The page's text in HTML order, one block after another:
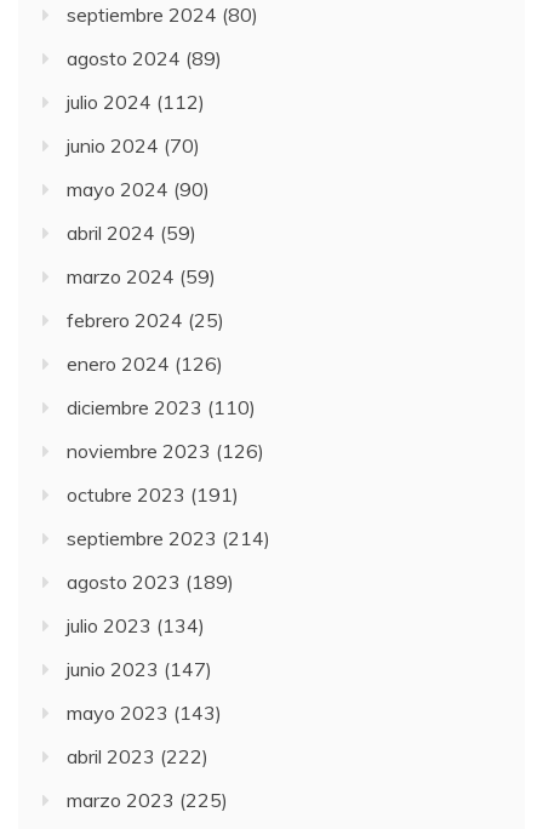
septiembre 2024 (80)
agosto 2024 (89)
julio 2024 (112)
junio 2024 (70)
mayo 2024 (90)
abril 2024 (59)
marzo 2024 (59)
febrero 2024 (25)
enero 2024 (126)
diciembre 2023 (110)
noviembre 2023 (126)
octubre 2023 (191)
septiembre 2023 (214)
agosto 2023 (189)
julio 2023 (134)
junio 2023 (147)
mayo 2023 (143)
abril 2023 (222)
marzo 2023 (225)